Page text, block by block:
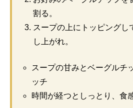
割る。
スープの上にトッピングし
し上がれ。
スープの甘みとベーグルチ
ッチ
時間が経つとしっとり、食